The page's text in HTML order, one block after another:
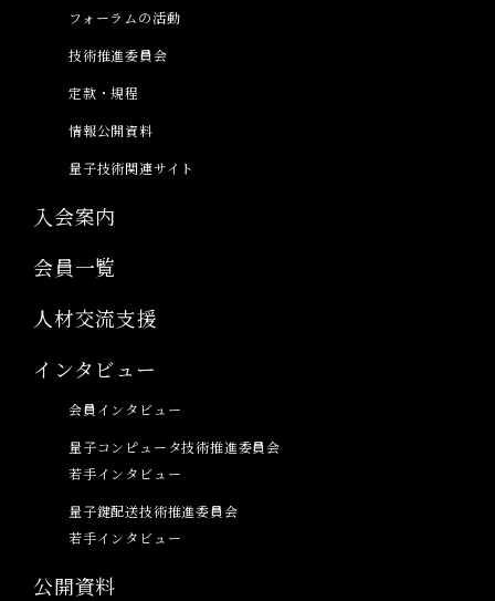
フォーラムの活動
技術推進委員会
定款・規程
情報公開資料
量子技術関連サイト
入会案内
会員一覧
人材交流支援
インタビュー
会員インタビュー
量子コンピュータ技術推進委員会
若手インタビュー
量子鍵配送技術推進委員会
若手インタビュー
公開資料